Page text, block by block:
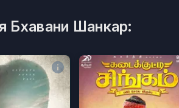
Бхавани Шанкар: